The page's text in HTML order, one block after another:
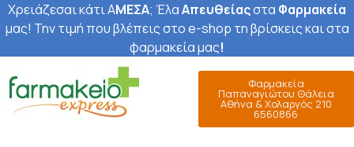
Χρειάζεσαι κάτι ΑΜΕΣΑ; ΈλαΑπευθείαςστα Φαρμακεία
μας! Την τιμή που βλέπεις στο e-shop τη βρίσκεις και στα
φαρμακεία μας!
Φαρμακεία
Παπαναγιώτου Θάλεια
Αθήνα & Χολαργός 210
6560866